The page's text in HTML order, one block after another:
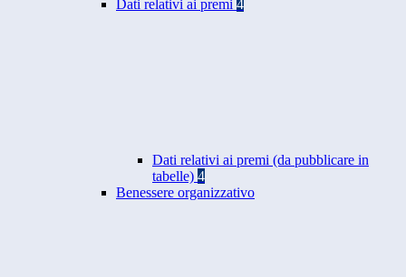
Dati relativi ai premi 4
Dati relativi ai premi (da pubblicare in
tabelle) 4
Benessere organizzativo